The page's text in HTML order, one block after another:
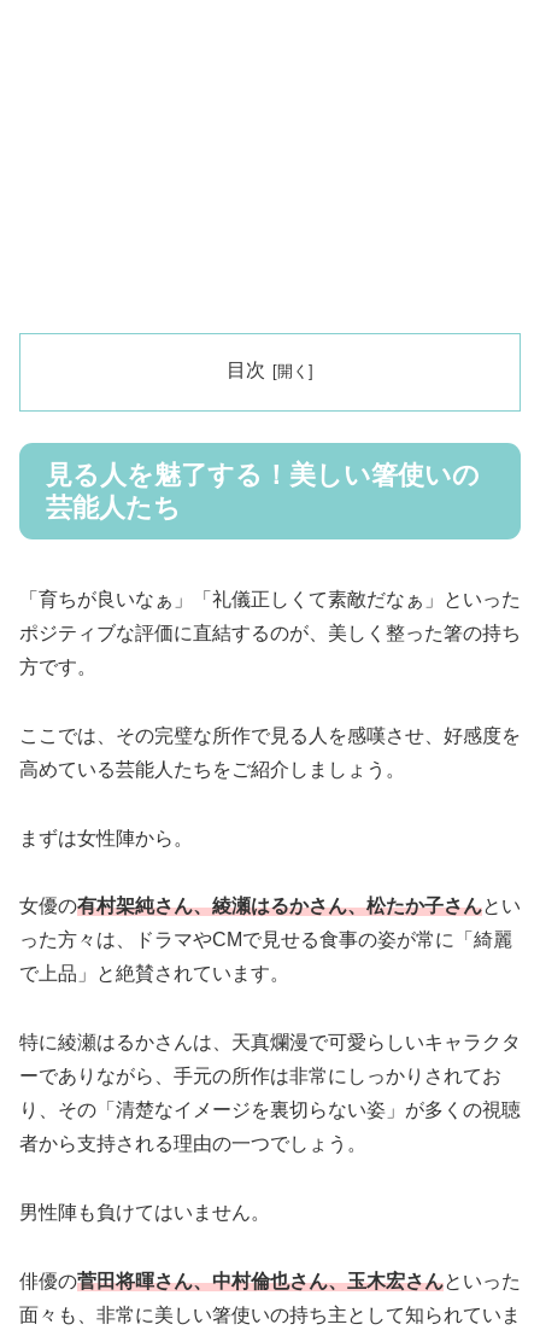
目次
見る人を魅了する！美しい箸使いの
芸能人たち
「育ちが良いなぁ」「礼儀正しくて素敵だなぁ」といった
ポジティブな評価に直結するのが、美しく整った箸の持ち
方です。
ここでは、その完璧な所作で見る人を感嘆させ、好感度を
高めている芸能人たちをご紹介しましょう。
まずは女性陣から。
女優の有村架純さん、綾瀬はるかさん、松たか子さんとい
った方々は、ドラマやCMで見せる食事の姿が常に「綺麗
で上品」と絶賛されています。
特に綾瀬はるかさんは、天真爛漫で可愛らしいキャラクタ
ーでありながら、手元の所作は非常にしっかりされてお
り、その「清楚なイメージを裏切らない姿」が多くの視聴
者から支持される理由の一つでしょう。
男性陣も負けてはいません。
俳優の菅田将暉さん、中村倫也さん、玉木宏さんといった
面々も、非常に美しい箸使いの持ち主として知られていま